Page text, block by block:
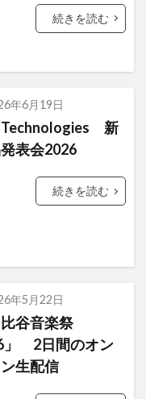
ーム号
双日
ンター
怪病医ラムネ
大使館
続きを読む
年6月19日
Technologies 新
表会2026
続きを読む
年5月22日
比谷音楽祭
」 2日間のオン
生配信